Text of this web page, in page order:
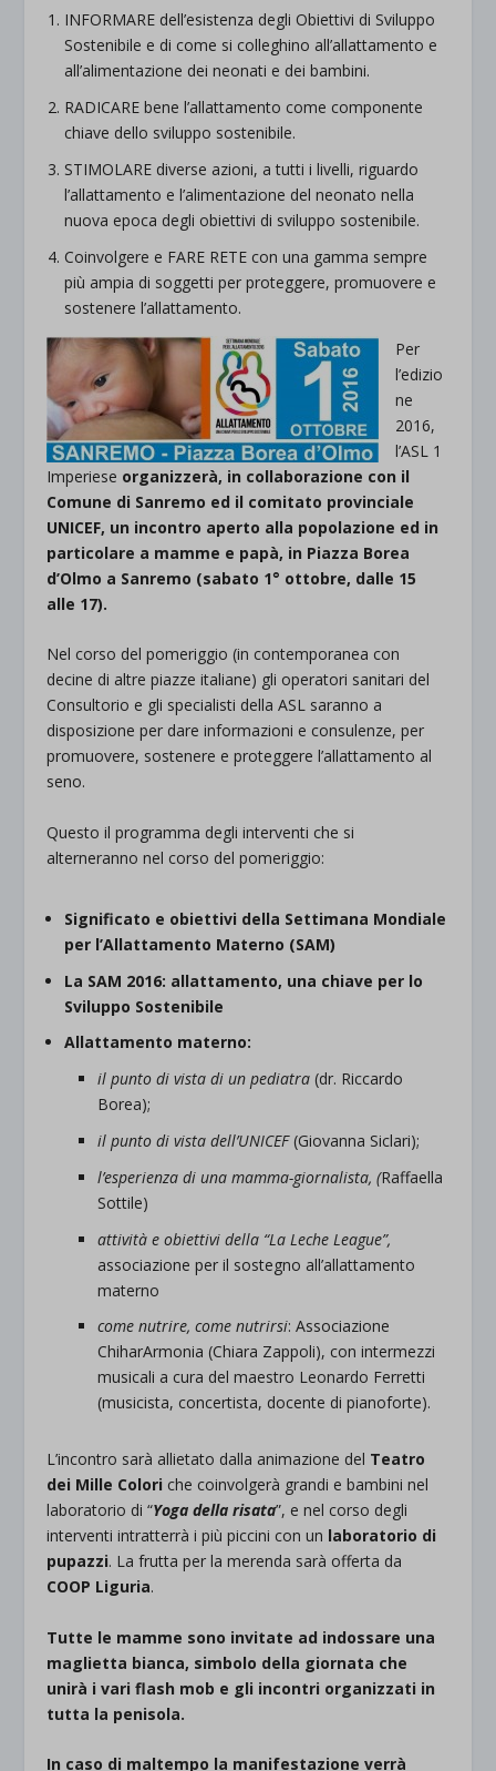
INFORMARE dell’esistenza degli Obiettivi di Sviluppo
Sostenibile e di come si colleghino all’allattamento e
all’alimentazione dei neonati e dei bambini.
RADICARE bene l’allattamento come componente
chiave dello sviluppo sostenibile.
STIMOLARE diverse azioni, a tutti i livelli, riguardo
l’allattamento e l’alimentazione del neonato nella
nuova epoca degli obiettivi di sviluppo sostenibile.
Coinvolgere e FARE RETE con una gamma sempre
più ampia di soggetti per proteggere, promuovere e
sostenere l’allattamento.
Per
l’edizio
ne
2016,
l’ASL 1
Imperiese organizzerà, in collaborazione con il
Comune di Sanremo ed il comitato provinciale
UNICEF, un incontro aperto alla popolazione ed in
particolare a mamme e papà, in Piazza Borea
d’Olmo a Sanremo (sabato 1° ottobre, dalle 15
alle 17).
Nel corso del pomeriggio (in contemporanea con
decine di altre piazze italiane) gli operatori sanitari del
Consultorio e gli specialisti della ASL saranno a
disposizione per dare informazioni e consulenze, per
promuovere, sostenere e proteggere l’allattamento al
seno.
Questo il programma degli interventi che si
alterneranno nel corso del pomeriggio:
Significato e obiettivi della Settimana Mondiale
per l’Allattamento Materno (SAM)
La SAM 2016: allattamento, una chiave per lo
Sviluppo Sostenibile
Allattamento materno:
il punto di vista di un pediatra(dr. Riccardo
Borea);
il punto di vista dell’UNICEF(Giovanna Siclari);
l’esperienza di una mamma-giornalista, (Raffaella
Sottile)
attività e obiettivi della “La Leche League”,
associazione per il sostegno all’allattamento
materno
come nutrire, come nutrirsi: Associazione
ChiharArmonia (Chiara Zappoli), con intermezzi
musicali a cura del maestro Leonardo Ferretti
(musicista, concertista, docente di pianoforte).
L’incontro sarà allietato dalla animazione del Teatro
dei Mille Colori che coinvolgerà grandi e bambini nel
laboratorio di “Yoga della risata”, e nel corso degli
interventi intratterrà i più piccini con un laboratorio di
pupazzi. La frutta per la merenda sarà offerta da
COOP Liguria.
Tutte le mamme sono invitate ad indossare una
maglietta bianca, simbolo della giornata che
unirà i vari flash mob e gli incontri organizzati in
tutta la penisola.
In caso di maltempo la manifestazione verrà